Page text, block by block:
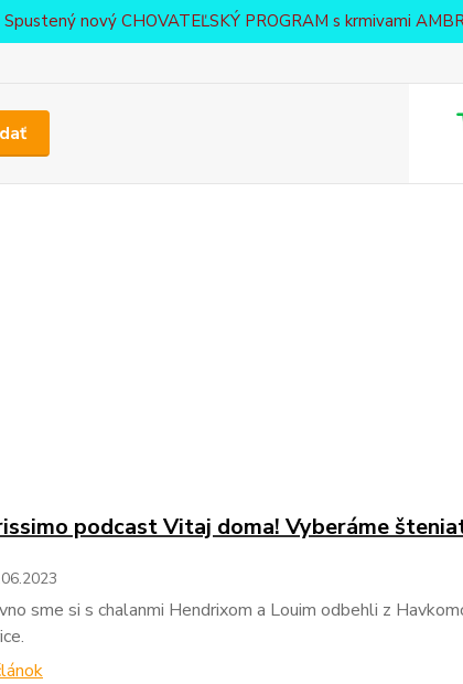
nový CHOVATEĽSKÝ PROGRAM s krmivami
podcast Vitaj doma! Vyberáme
06.2023
sme si s chalanmi Hendrixom a Louim odbehli z